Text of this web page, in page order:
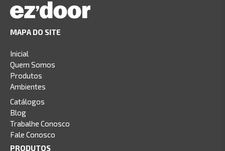
MAPA DO SITE
Inicial
Quem Somos
Produtos
Ambientes
Catálogos
Blog
Trabalhe Conosco
Fale Conosco
PRODUTOS